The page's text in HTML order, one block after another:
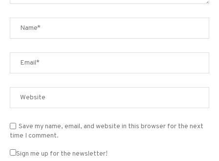
Save my name, email, and website in this browser for the next
time I comment.
Sign me up for the newsletter!